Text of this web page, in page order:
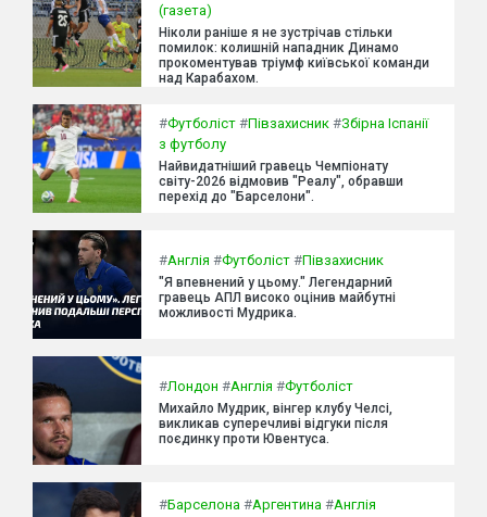
(газета)
Ніколи раніше я не зустрічав стільки
помилок: колишній нападник Динамо
прокоментував тріумф київської команди
над Карабахом.
#Футболіст #Півзахисник #Збірна Іспанії
з футболу
Найвидатніший гравець Чемпіонату
світу-2026 відмовив "Реалу", обравши
перехід до "Барселони".
#Англія #Футболіст #Півзахисник
"Я впевнений у цьому." Легендарний
гравець АПЛ високо оцінив майбутні
можливості Мудрика.
#Лондон #Англія #Футболіст
Михайло Мудрик, вінгер клубу Челсі,
викликав суперечливі відгуки після
поєдинку проти Ювентуса.
#Барселона #Аргентина #Англія